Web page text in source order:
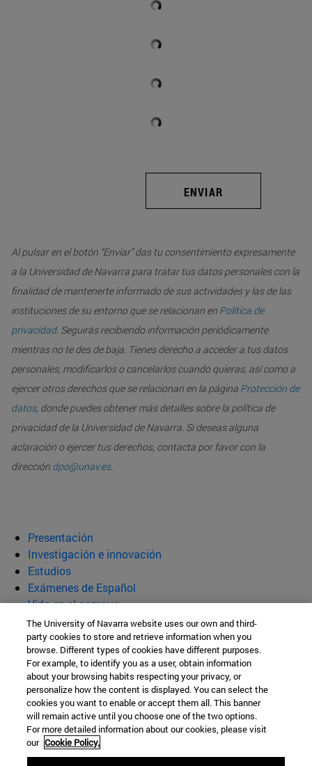
ENVIAR
Al pulsar en el botón “Enviar” das tu consentimiento expresamente
a la Universidad de Navarra para tratar tus datos personales con la
finalidad de mantenerte informado de sus actividades y las de las
instituciones de su entorno que se relacionan en Política de
privacidad. Seguirás recibiendo información periódicamente
mientras no te des de baja. Tienes derecho a acceder a tus datos
personales, modificarlos o cancelarlos cuando quieras, así como a
ejercer otros derechos que se relacionan en la página Protección de
datos, donde puedes obtener más detalles sobre la política de
privacidad de la Universidad de Navarra. Si deseas alguna
aclaración o ejercer tus derechos, contacta por favor con la
dirección dpo@unav.es.
Presentación
Investigación e innovación
Estudios
Exámenes de Español
Vida en el campus
Instituto de Lengua y Cultura Españolas
(ILCE)
Facultad de Filosofía y Letras
Campus Universitario s/n
The University of Navarra website uses our own and third-
party cookies to store and retrieve information when you
browse. Different types of cookies have different purposes.
For example, to identify you as a user, obtain information
about your browsing habits respecting your privacy, or
personalize how the content is displayed. You can select the
cookies you want to enable or accept them all. This banner
will remain active until you choose one of the two options.
For more detailed information about our cookies, please visit
our Cookie Policy.